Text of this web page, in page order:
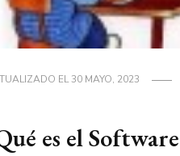
EL30 MAYO, 2023
es el